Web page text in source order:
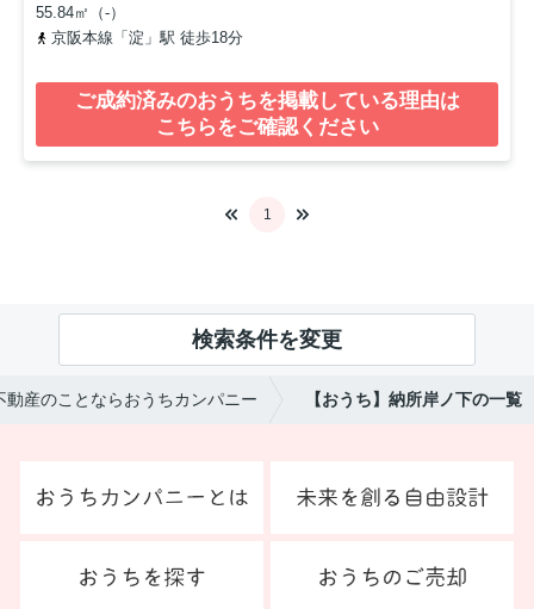
55.84㎡（-）
京阪本線「淀」駅 徒歩18分
ご成約済みのおうちを掲載している理由は
こちらをご確認ください
1
検索条件を変更
動産のことならおうちカンパニー 【おうち】納所岸ノ下の一覧